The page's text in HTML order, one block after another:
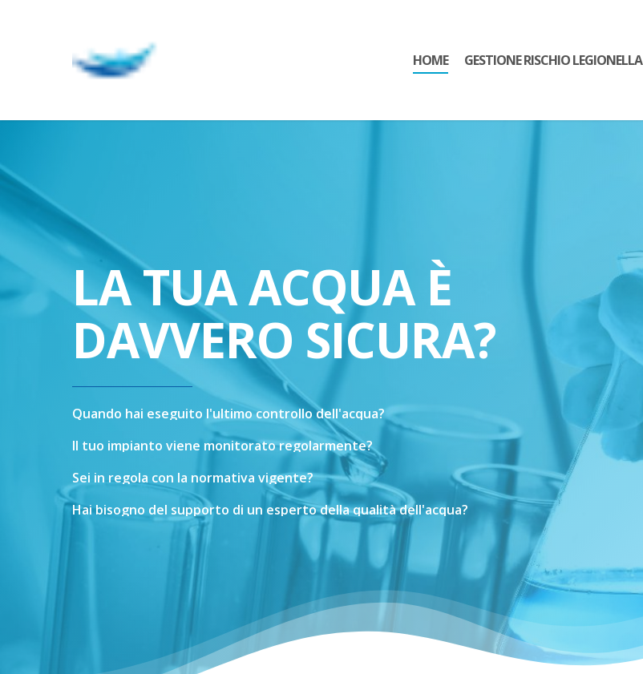
HOME GESTIONE RISCHIO LEGIONELLA
LA TUA ACQUA È
DAVVERO SICURA?
Quando hai eseguito l'ultimo controllo dell'acqua?
Il tuo impianto viene monitoratoregolarmente?
Sei in regola con la normativa vigente?
Hai bisogno del supporto di un espertodellaqualitàdell'acqua?